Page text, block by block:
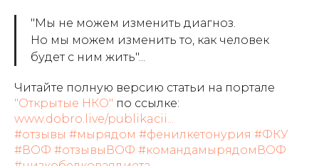
️"Мы не можем изменить диагноз.
Но мы можем изменить то, как человек
будет с ним жить"...
Читайте полную версию статьи на портале
"Открытые НКО" по ссылке:
www.dobro.live/publikacii...
#отзывы #мырядом #фенилкетонурия #ФКУ
#ВОФ #отзывыВОФ #командамырядомВОФ